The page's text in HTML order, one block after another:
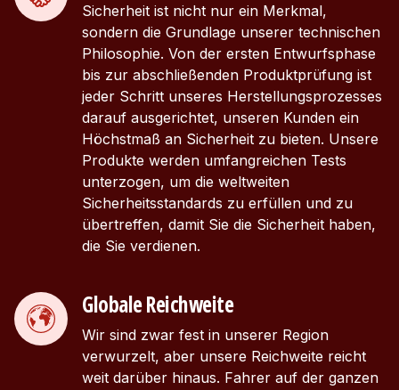
Sicherheit ist nicht nur ein Merkmal,
sondern die Grundlage unserer technischen
Philosophie. Von der ersten Entwurfsphase
bis zur abschließenden Produktprüfung ist
jeder Schritt unseres Herstellungsprozesses
darauf ausgerichtet, unseren Kunden ein
Höchstmaß an Sicherheit zu bieten. Unsere
Produkte werden umfangreichen Tests
unterzogen, um die weltweiten
Sicherheitsstandards zu erfüllen und zu
übertreffen, damit Sie die Sicherheit haben,
die Sie verdienen.
Globale Reichweite
Wir sind zwar fest in unserer Region
verwurzelt, aber unsere Reichweite reicht
weit darüber hinaus. Fahrer auf der ganzen